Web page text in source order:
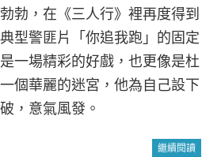
勃，在《三人行》裡再度得到
型警匪片「你追我跑」的固定
一場精彩的好戲，也更像是杜
個華麗的迷宮，他為自己設下
，意氣風發。
繼續閱讀